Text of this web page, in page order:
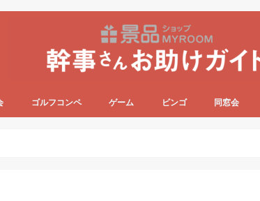
ゴルフコンペ ゲーム ビンゴ 同窓会